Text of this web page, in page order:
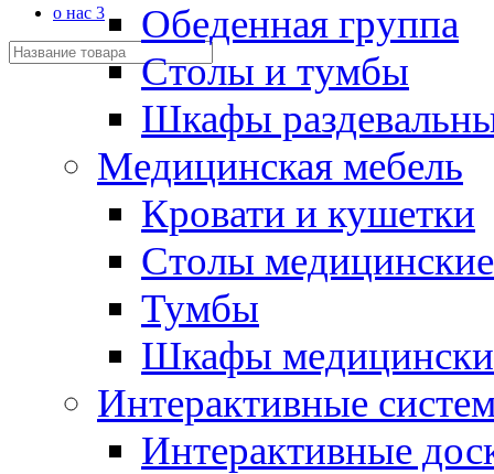
о нас 3
Обеденная группа
Столы и тумбы
Шкафы
Медицинская мебель
Кровати и кушетки
Столы медицинские
Тумбы
Шкафы
Интерактивные
Интерактивные